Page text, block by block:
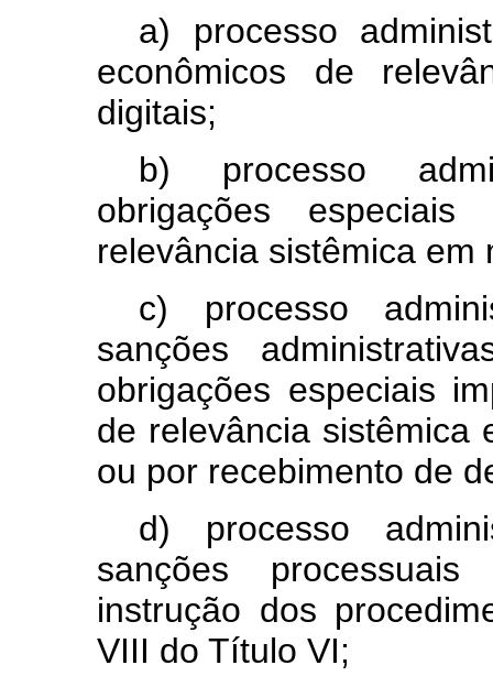
a) processo
econômicos de
digitais;
b) processo
obrigações
relevância sistêmica em
c) processo
sanções
obrigações especiais
de relevância sistêmica
ou por recebimento de
d) processo
sanções
instrução dos
VIII do Título VI;